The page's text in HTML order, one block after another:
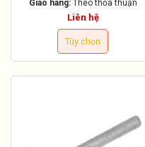
Giao hàng: Theo thỏa thuận
Liên hệ
Tùy chọn